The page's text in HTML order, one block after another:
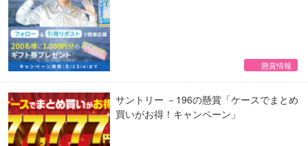
懸賞情報
サントリー －196の懸賞「ケースでまとめ
買いがお得！キャンペーン」